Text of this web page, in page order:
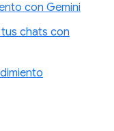
con Gemini
chats con